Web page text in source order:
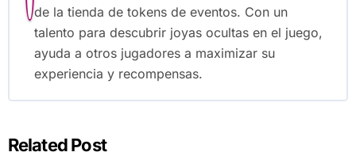
de la tienda de tokens de eventos. Con un
talento para descubrir joyas ocultas en el juego,
ayuda a otros jugadores a maximizar su
experiencia y recompensas.
Related Post